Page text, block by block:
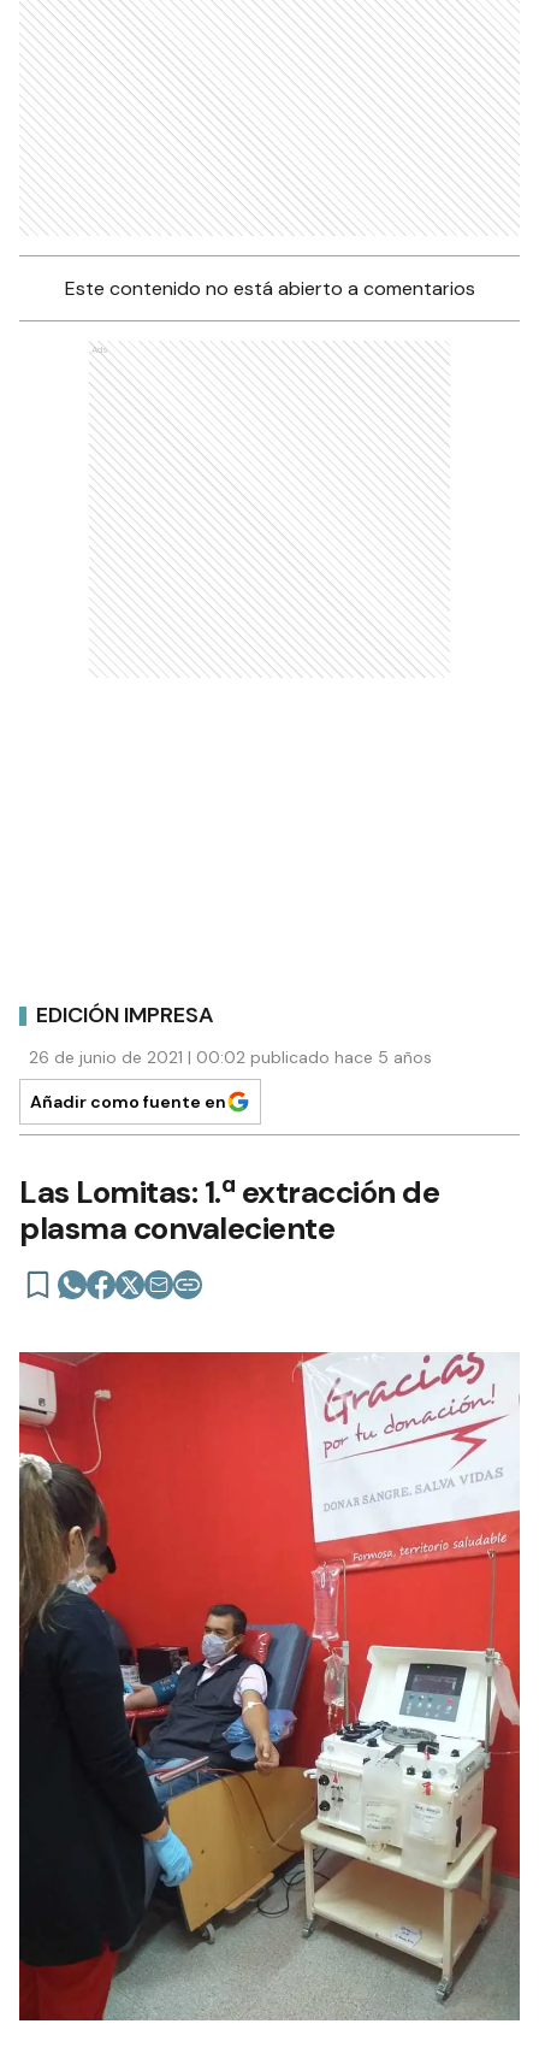
Este contenido no está abierto a comentarios
Ads
EDICIÓN IMPRESA
26 de junio de 2021 | 00:02 publicado hace 5 años
Añadir como fuente en
Las Lomitas: 1.ª extracción de
plasma convaleciente